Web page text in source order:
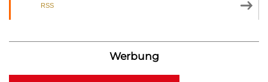
RSS
Werbung